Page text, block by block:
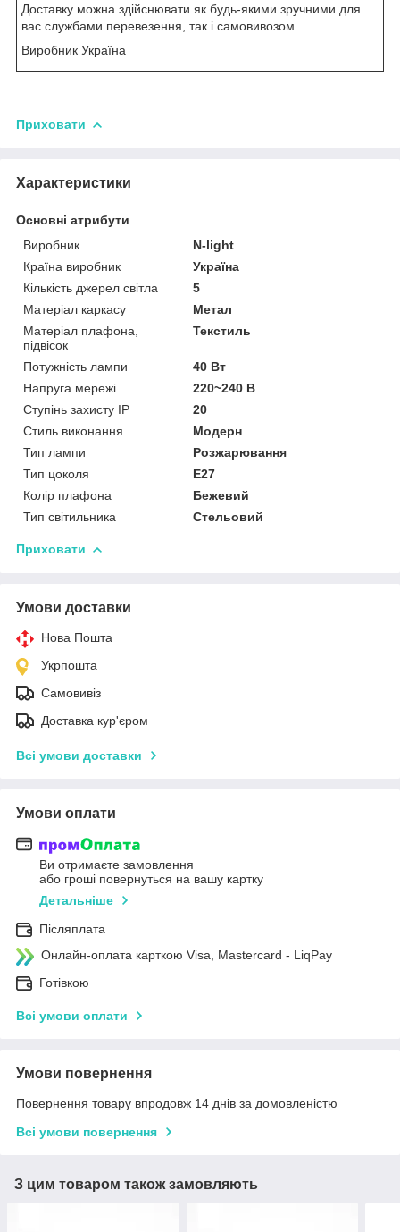
Доставку можна здійснювати як будь-якими зручними для
вас службами перевезення, так і самовивозом.
Виробник Україна
Приховати
Характеристики
Основні атрибути
Виробник
N-light
Країна виробник
Україна
Кількість джерел світла
5
Матеріал каркасу
Метал
Матеріал плафона,
підвісок
Текстиль
Потужність лампи
40 Вт
Напруга мережі
220~240 В
Ступінь захисту IP
20
Стиль виконання
Модерн
Тип лампи
Розжарювання
Тип цоколя
E27
Колір плафона
Бежевий
Тип світильника
Стельовий
Приховати
Умови доставки
Нова Пошта
Укрпошта
Самовивіз
Доставка кур'єром
Всі умови доставки
Умови оплати
Ви отримаєте замовлення
або гроші повернуться на вашу картку
Детальніше
Післяплата
Онлайн-оплата карткою Visa, Mastercard - LiqPay
Готівкою
Всі умови оплати
Умови повернення
Повернення товару впродовж 14 днів за домовленістю
Всі умови повернення
З цим товаром також замовляють